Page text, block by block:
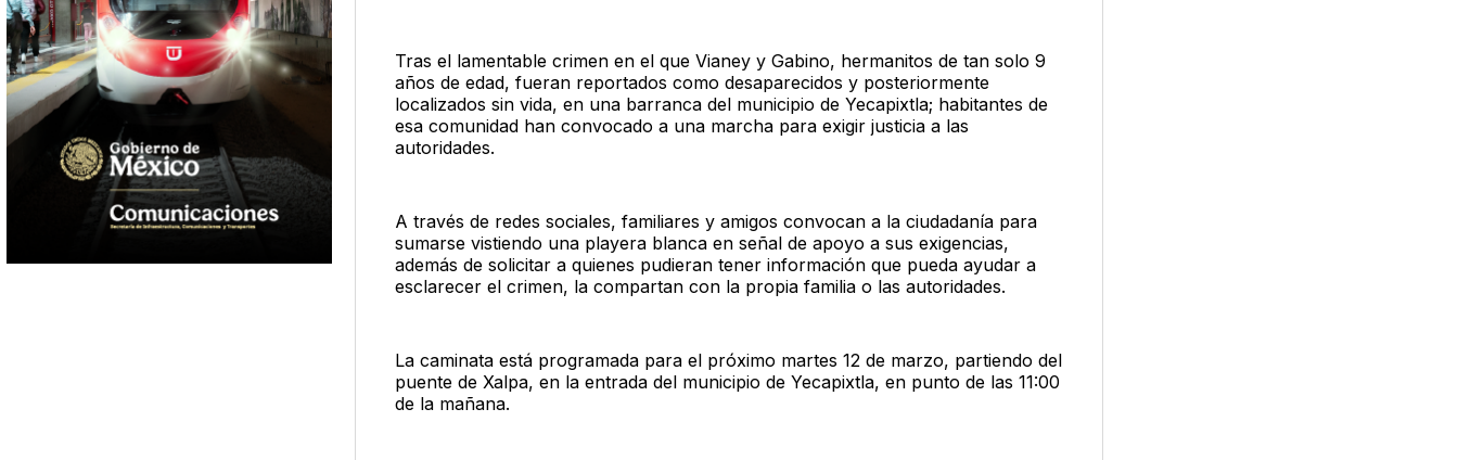
Tras el lamentable crimen en el que Vianey y Gabino, hermanitos de tan solo 9
años de edad, fueran reportados como desaparecidos y posteriormente
localizados sin vida, en una barranca del municipio de Yecapixtla; habitantes de
esa comunidad han convocado a una marcha para exigir justicia a las
autoridades.
A través de redes sociales, familiares y amigos convocan a la ciudadanía para
sumarse vistiendo una playera blanca en señal de apoyo a sus exigencias,
además de solicitar a quienes pudieran tener información que pueda ayudar a
esclarecer el crimen, la compartan con la propia familia o las autoridades.
La caminata está programada para el próximo martes 12 de marzo, partiendo del
puente de Xalpa, en la entrada del municipio de Yecapixtla, en punto de las 11:00
de la mañana.